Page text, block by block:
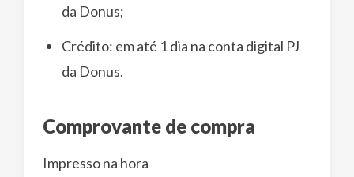
da Donus;
Crédito: em até 1 dia na conta digital PJ
da Donus.
Comprovante de compra
Impresso na hora